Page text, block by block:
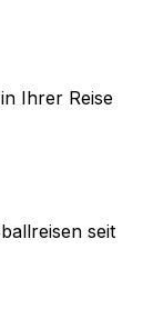
Ihrer Reise
seit